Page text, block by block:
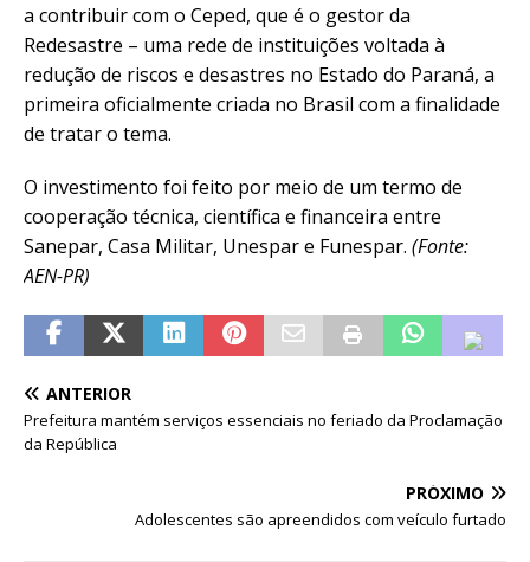
a contribuir com o Ceped, que é o gestor da
Redesastre – uma rede de instituições voltada à
redução de riscos e desastres no Estado do Paraná, a
primeira oficialmente criada no Brasil com a finalidade
de tratar o tema.
O investimento foi feito por meio de um termo de
cooperação técnica, científica e financeira entre
Sanepar, Casa Militar, Unespar e Funespar. (Fonte:
AEN-PR)
ANTERIOR
Prefeitura mantém serviços essenciais no feriado da Proclamação
da República
PRÓXIMO
Adolescentes são apreendidos com veículo furtado